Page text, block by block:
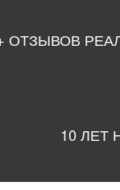
ОТЗЫВОВ
10 ЛЕТ